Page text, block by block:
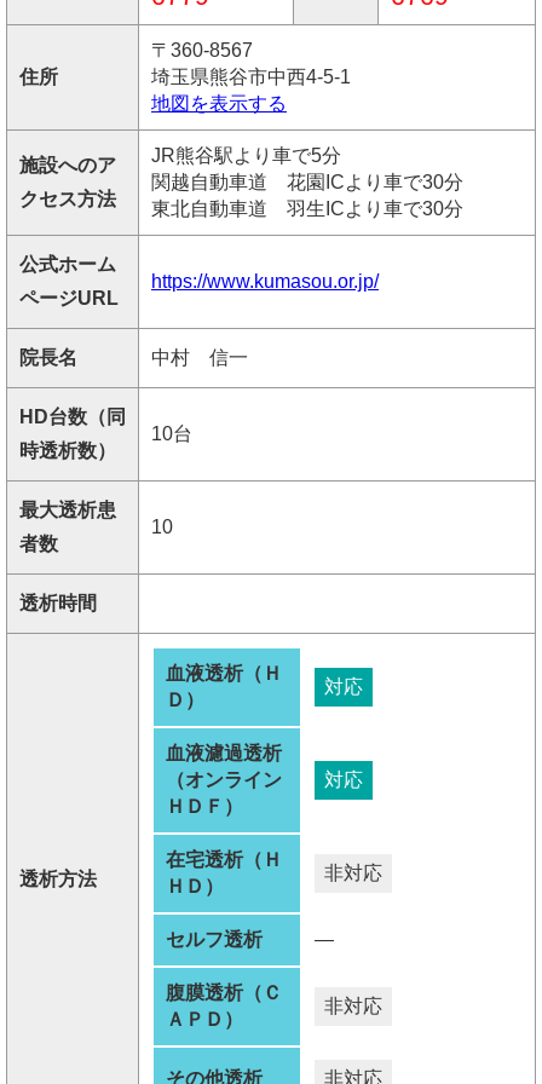
住所
〒360-8567
埼玉県熊谷市中西4-5-1
地図を表示する
施設へのア
クセス方法
JR熊谷駅より車で5分
関越自動車道 花園ICより車で30分
東北自動車道 羽生ICより車で30分
公式ホーム
ページURL
https://www.kumasou.or.jp/
院長名 中村 信一
HD台数（同
時透析数）
10台
最大透析患
者数
10
透析時間
透析方法
血液透析（Ｈ
Ｄ）
対応
血液濾過透析
（オンライン
ＨＤＦ）
対応
在宅透析（Ｈ
ＨＤ）
非対応
セルフ透析 ―
腹膜透析（Ｃ
ＡＰＤ）
非対応
その他透析 非対応